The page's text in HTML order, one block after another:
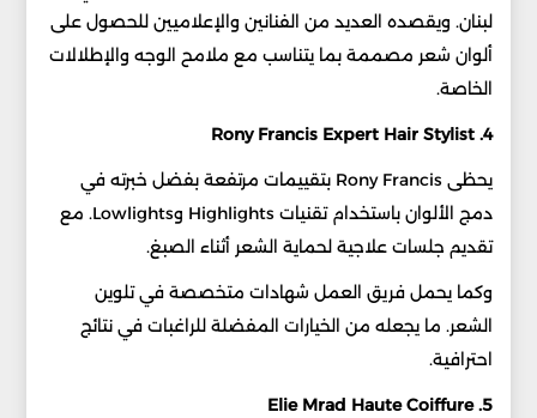
لبنان. ويقصده العديد من الفنانين والإعلاميين للحصول على
ألوان شعر مصممة بما يتناسب مع ملامح الوجه والإطلالات
الخاصة.
4. Rony Francis Expert Hair Stylist
يحظى Rony Francis بتقييمات مرتفعة بفضل خبرته في
دمج الألوان باستخدام تقنيات Highlights وLowlights. مع
تقديم جلسات علاجية لحماية الشعر أثناء الصبغ.
وكما يحمل فريق العمل شهادات متخصصة في تلوين
الشعر. ما يجعله من الخيارات المفضلة للراغبات في نتائج
احترافية.
5. Elie Mrad Haute Coiffure